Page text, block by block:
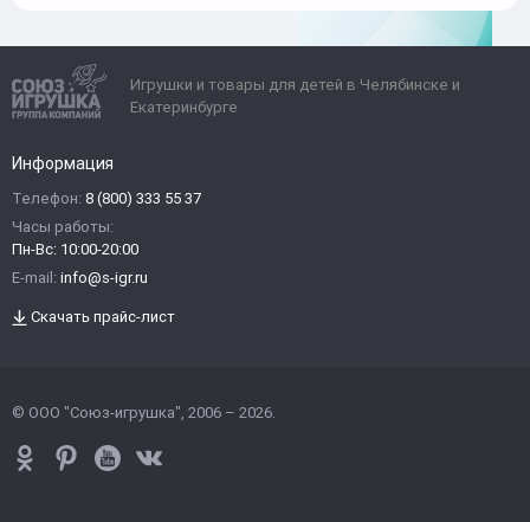
Игрушки и товары для детей в Челябинске и
Екатеринбурге
Информация
Телефон: 8 (800) 333 55 37
Часы работы:
Пн-Вс: 10:00-20:00
E-mail: info@s-igr.ru
Скачать прайс-лист
© ООО "Союз-игрушка", 2006 – 2026.